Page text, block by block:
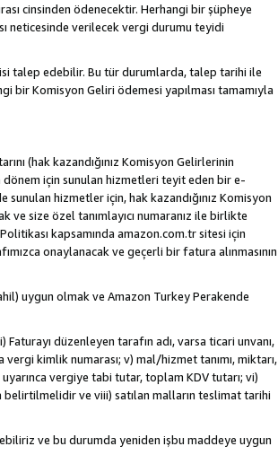
cinsinden ödenecektir. Herhangi bir şüpheye
neticesinde verilecek vergi durumu teyidi
talep edebilir. Bu tür durumlarda, talep tarihi ile
bir Komisyon Geliri ödemesi yapılması tamamıyla
(hak kazandığınız Komisyon Gelirlerinin
dönem için sunulan hizmetleri teyit eden bir e-
sunulan hizmetler için, hak kazandığınız Komisyon
ve size özel tanımlayıcı numaranız ile birlikte
kapsamında amazon.com.tr sitesi için
onaylanacak ve geçerli bir fatura alınmasının
uygun olmak ve Amazon Turkey Perakende
düzenleyen tarafın adı, varsa ticari unvanı,
kimlik numarası; v) mal/hizmet tanımı, miktarı,
vergiye tabi tutar, toplam KDV tutarı; vi)
ve viii) satılan malların teslimat tarihi
ve bu durumda yeniden işbu maddeye uygun